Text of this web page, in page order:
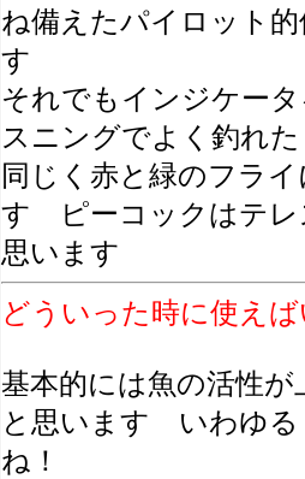
ね備えたパイロット
す
それでもインジケー
スニングでよく釣れ
同じく赤と緑のフラ
す ピーコックはテレ
思います
どういった時に使え
基本的には魚の活性
と思います いわゆる
ね！